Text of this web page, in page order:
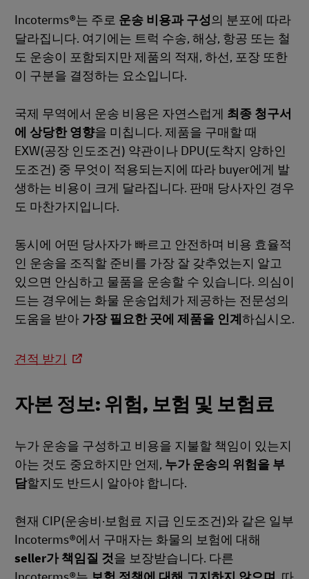
Incoterms®는 주로 운송 비용과 구성의 분포에 따라
달라집니다. 여기에는 트럭 수송, 해상, 항공 또는 철
도 운송이 포함되지만 제품의 적재, 하선, 포장 또한
이 구분을 결정하는 요소입니다.
국제 무역에서 운송 비용은 자연스럽게 최종 청구서
에 상당한 영향을 미칩니다. 제품을 구매할 때
EXW(공장 인도조건) 약관이나 DPU(도착지 양하인
도조건) 중 무엇이 적용되는지에 따라 buyer에게 발
생하는 비용이 크게 달라집니다. 판매 당사자인 경우
도 마찬가지입니다.
동시에 어떤 당사자가 빠르고 안전하며 비용 효율적
인 운송을 조직할 준비를 가장 잘 갖추었는지 알고
있으면 안심하고 물품을 운송할 수 있습니다. 의심이
드는 경우에는 화물 운송업체가 제공하는 전문성의
도움을 받아 가장 필요한 곳에 제품을 인계 하십시오.
견적 받기
자본 정보: 위험, 보험 및 보험료
누가 운송을 구성하고 비용을 지불할 책임이 있는지
아는 것도 중요하지만 언제, 누가 운송의 위험을 부
담할지도 반드시 알아야 합니다.
현재 CIP(운송비·보험료 지급 인도조건)와 같은 일부
Incoterms®에서 구매자는 화물의 보험에 대해
seller가 책임질 것을 보장받습니다. 다른